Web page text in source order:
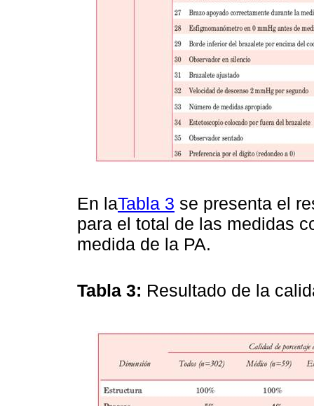
En laTabla 3 se presenta el
para el total de las medidas
medida de la PA.
Tabla 3: Resultado de la